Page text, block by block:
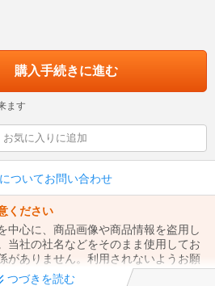
購入手続きに進む
ます
お気に入りに追加
ついてお問い合わせ
ください
中心に、商品画像や商品情報を盗用し
当社の社名などをそのまま使用してお
がありません。利用されないようお願
つづきを読む